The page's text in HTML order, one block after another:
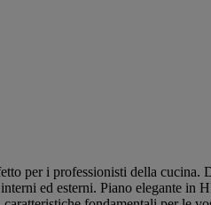
per i professionisti della
ed esterni. Piano elegante in